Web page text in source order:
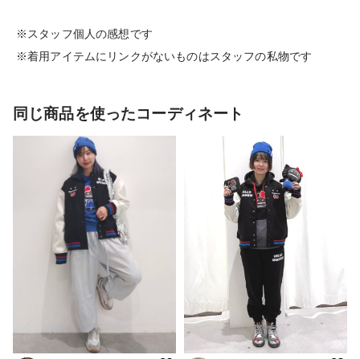
※スタッフ個人の感想です
※着用アイテムにリンクがないものはスタッフの私物です
同じ商品を使ったコーディネート